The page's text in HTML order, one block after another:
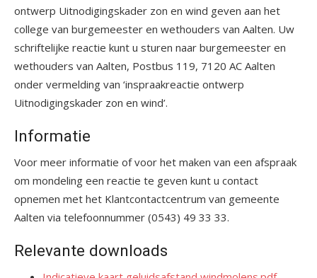
ontwerp Uitnodigingskader zon en wind geven aan het
college van burgemeester en wethouders van Aalten. Uw
schriftelijke reactie kunt u sturen naar burgemeester en
wethouders van Aalten, Postbus 119, 7120 AC Aalten
onder vermelding van ‘inspraakreactie ontwerp
Uitnodigingskader zon en wind’.
Informatie
Voor meer informatie of voor het maken van een afspraak
om mondeling een reactie te geven kunt u contact
opnemen met het Klantcontactcentrum van gemeente
Aalten via telefoonnummer (0543) 49 33 33.
Relevante downloads